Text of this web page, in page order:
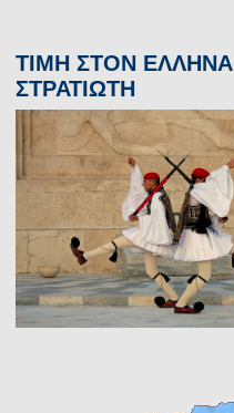
ΤΙΜΗ ΣΤΟΝ ΕΛΛΗΝΑ
ΣΤΡΑΤΙΩΤΗ